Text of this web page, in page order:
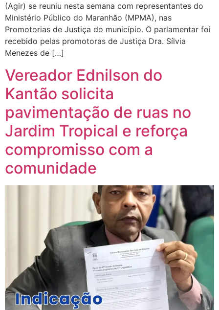
(Agir) se reuniu nesta semana com representantes do
Ministério Público do Maranhão (MPMA), nas
Promotorias de Justiça do município. O parlamentar foi
recebido pelas promotoras de Justiça Dra. Sílvia
Menezes de […]
Vereador Ednilson do
Kantão solicita
pavimentação de ruas no
Jardim Tropical e reforça
compromisso com a
comunidade